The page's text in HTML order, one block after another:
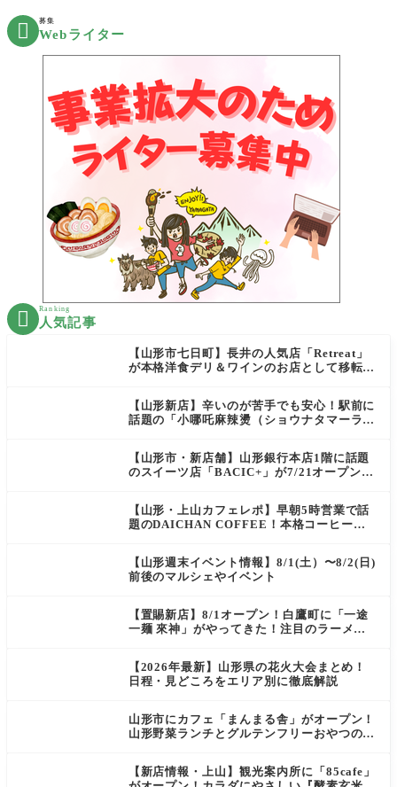
 募集
Webライター
 Ranking
人気記事
【山形市七日町】長井の人気店「Retreat」
が本格洋食デリ＆ワインのお店として移転オ
【山形新店】辛いのが苦手でも安心！駅前に
話題の「小哪吒麻辣燙（ショウナタマーラー
【山形市・新店舗】山形銀行本店1階に話題
のスイーツ店「BACIC+」が7/21オープン！
【山形・上山カフェレポ】早朝5時営業で話
題のDAICHAN COFFEE！本格コーヒーを
【山形週末イベント情報】8/1(土）〜8/2(日)
前後のマルシェやイベント
【置賜新店】8/1オープン！白鷹町に「一途
一麺 來神」がやってきた！注目のラーメン
【2026年最新】山形県の花火大会まとめ！
日程・見どころをエリア別に徹底解説
山形市にカフェ「まんまる舎」がオープン！
山形野菜ランチとグルテンフリーおやつの新
【新店情報・上山】観光案内所に「85cafe」